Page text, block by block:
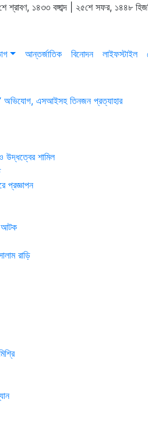
শ্রাবণ, ১৪৩৩ বঙ্গাব্দ | ২৫শে সফর, ১৪৪৮
আন্তর্জাতিক বিনোদন লাইফস্টাইল
অভিযোগ, এসআইসহ তিনজন প্রত্যাহার
উদ্ধত্বের শামিল
প্রজ্ঞাপন
আটক
রাড়ি